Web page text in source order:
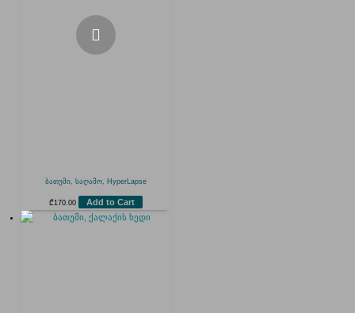
ბათუმი, საღამო, HyperLapse
₾ 170.00 Add to Cart